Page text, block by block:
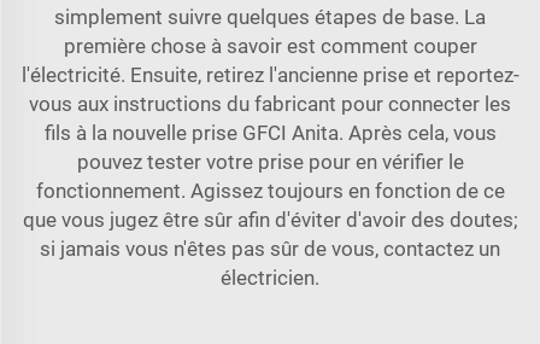
simplement suivre quelques étapes de base. La
première chose à savoir est comment couper
l'électricité. Ensuite, retirez l'ancienne prise et reportez-
vous aux instructions du fabricant pour connecter les
fils à la nouvelle prise GFCI Anita. Après cela, vous
pouvez tester votre prise pour en vérifier le
fonctionnement. Agissez toujours en fonction de ce
que vous jugez être sûr afin d'éviter d'avoir des doutes;
si jamais vous n'êtes pas sûr de vous, contactez un
électricien.